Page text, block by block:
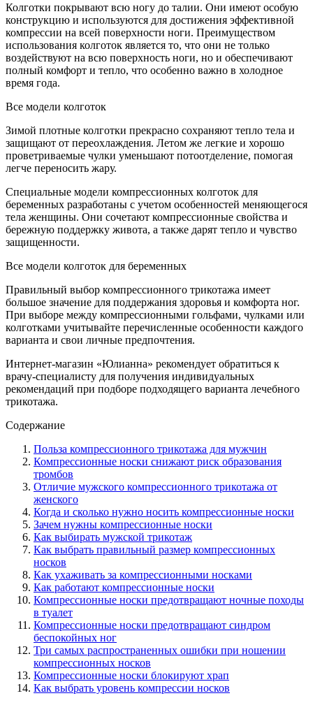
Колготки покрывают всю ногу до талии. Они имеют особую
конструкцию и используются для достижения эффективной
компрессии на всей поверхности ноги. Преимуществом
использования колготок является то, что они не только
воздействуют на всю поверхность ноги, но и обеспечивают
полный комфорт и тепло, что особенно важно в холодное
время года.
Все модели колготок
Зимой плотные колготки прекрасно сохраняют тепло тела и
защищают от переохлаждения. Летом же легкие и хорошо
проветриваемые чулки уменьшают потоотделение, помогая
легче переносить жару.
Специальные модели компресcионных колготок для
беременных разработаны с учетом особенностей меняющегося
тела женщины. Они сочетают компрессионные свойства и
бережную поддержку живота, а также дарят тепло и чувство
защищенности.
Все модели колготок для беременных
Правильный выбор компрессионного трикотажа имеет
большое значение для поддержания здоровья и комфорта ног.
При выборе между компрессионными гольфами, чулками или
колготками учитывайте перечисленные особенности каждого
варианта и свои личные предпочтения.
Интернет-магазин «Юлианна» рекомендует обратиться к
врачу-специалисту для получения индивидуальных
рекомендаций при подборе подходящего варианта лечебного
трикотажа.
Содержание
Польза компрессионного трикотажа для мужчин
Компрессионные носки снижают риск образования
тромбов
Отличие мужского компрессионного трикотажа от
женского
Когда и сколько нужно носить компрессионные носки
Зачем нужны компрессионные носки
Как выбирать мужской трикотаж
Как выбрать правильный размер компрессионных
носков
Как ухаживать за компрессионными носками
Как работают компрессионные носки
Компрессионные носки предотвращают ночные походы
в туалет
Компрессионные носки предотвращают синдром
беспокойных ног
Три самых распространенных ошибки при ношении
компрессионных носков
Компрессионные носки блокируют храп
Как выбрать уровень компрессии носков